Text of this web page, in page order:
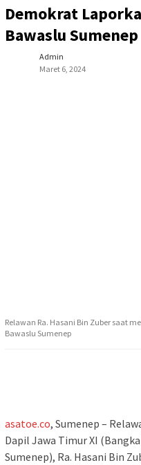
Demokrat
Bawaslu Sumenep
Admin
Maret 6, 2024
Relawan Ra. Hasani Bin Zuber saat
Bawaslu Sumenep
asatoe.co, Sumenep –
Dapil Jawa Timur XI
Sumenep), Ra. Hasani Bin